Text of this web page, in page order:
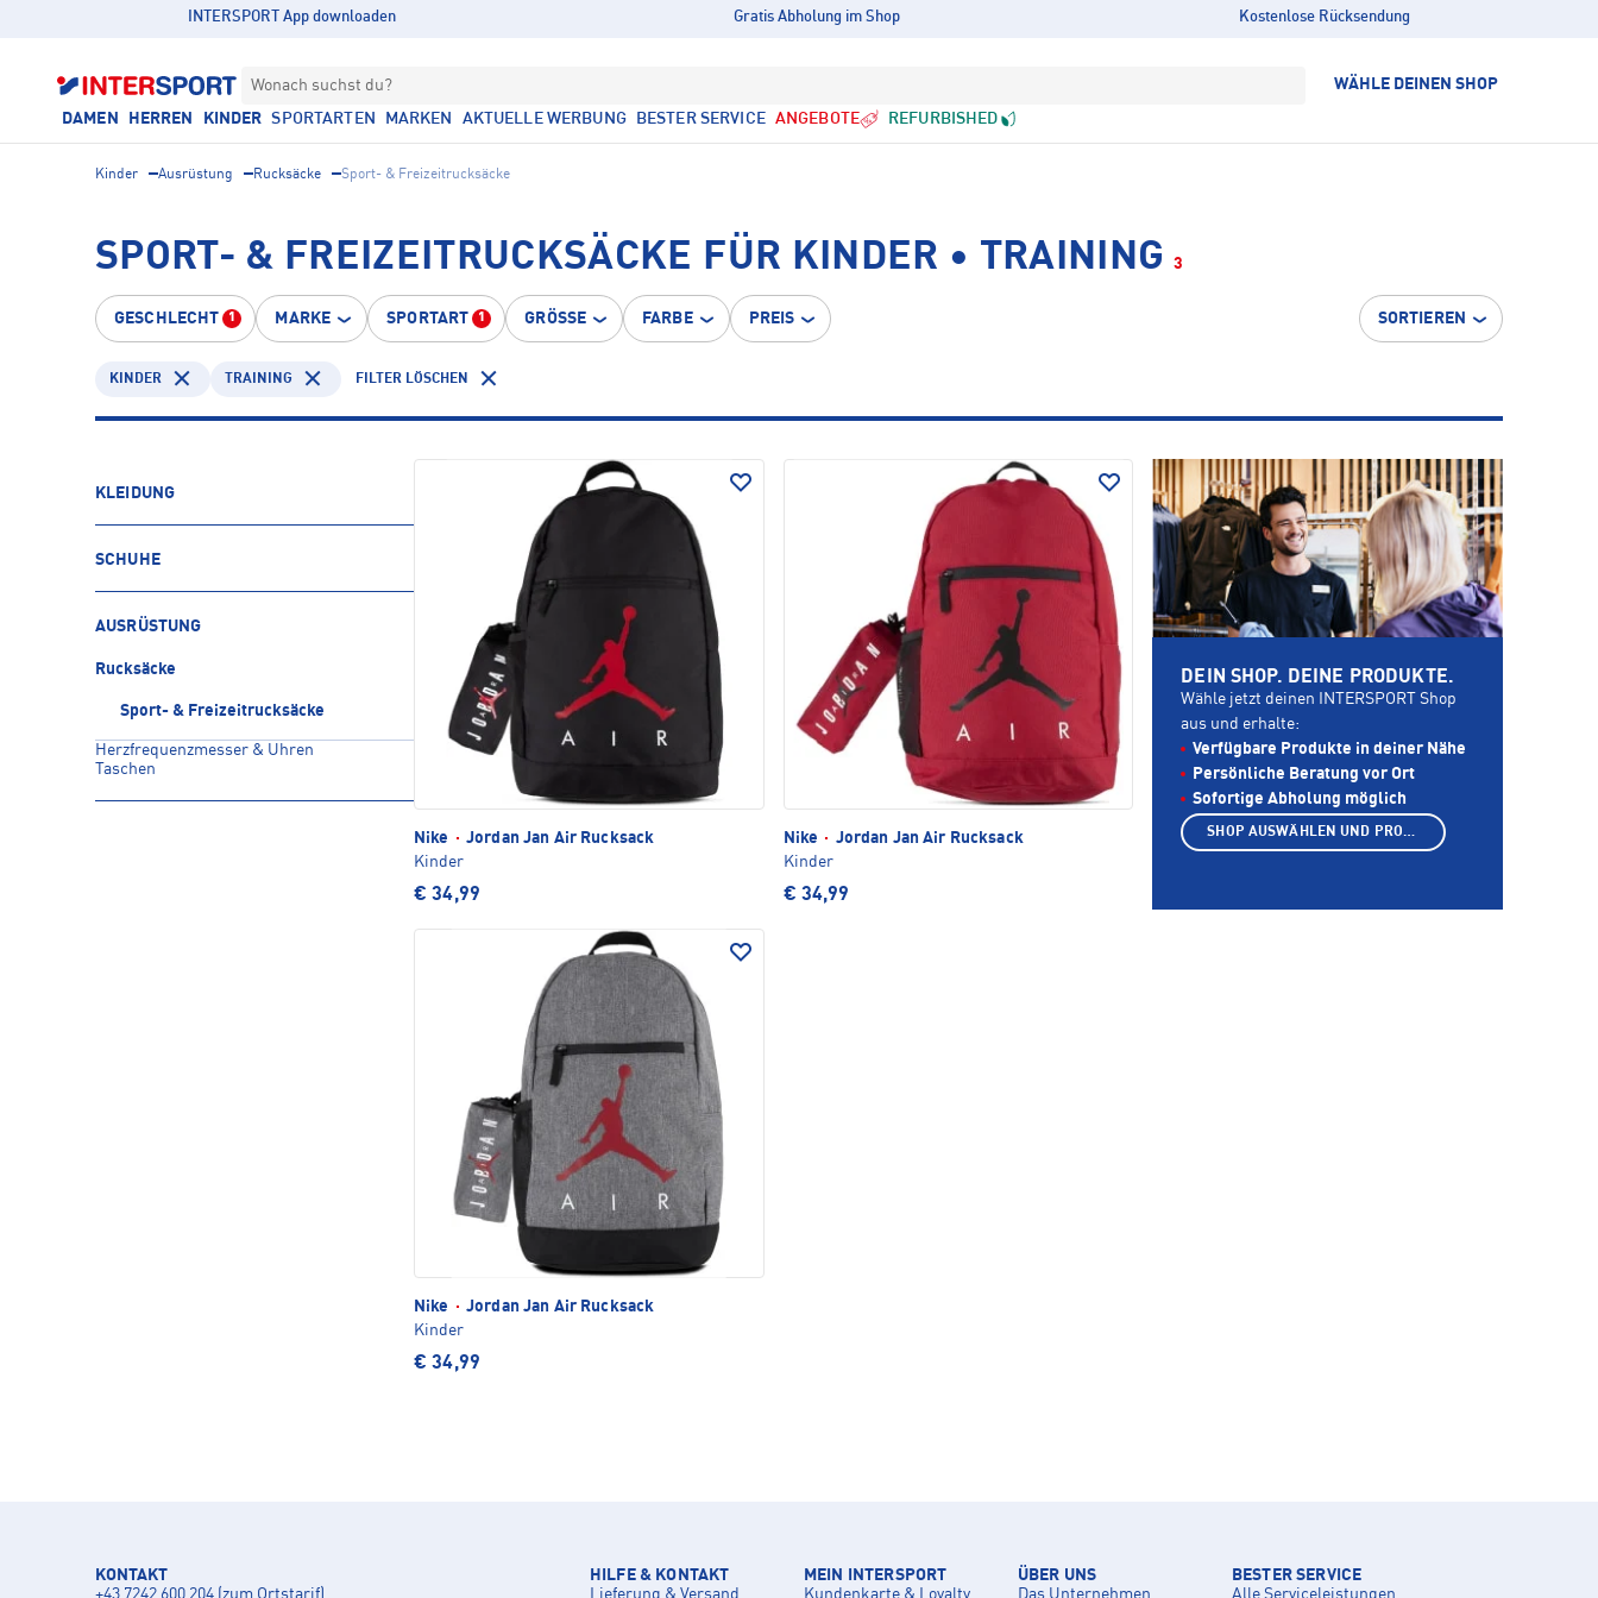
INTERSPORT App downloaden Gratis Abholung im Shop Kostenlose Rücksendung
Wonach suchst du? WÄHLE DEINEN SHOP
DAMEN HERREN KINDER SPORTARTEN MARKEN AKTUELLE WERBUNG BESTER SERVICE ANGEBOTE REFURBISHED
Kinder Ausrüstung Rucksäcke Sport- & Freizeitrucksäcke
SPORT- & FREIZEITRUCKSÄCKE FÜR KINDER • TRAINING 3
GESCHLECHT 1 MARKE SPORTART 1 GRÖSSE FARBE PREIS SORTIEREN
KINDER TRAINING FILTER LÖSCHEN
KLEIDUNG
SCHUHE
AUSRÜSTUNG
Rucksäcke
Sport- & Freizeitrucksäcke
Herzfrequenzmesser & Uhren
Taschen
Nike · Jordan Jan Air Rucksack
Kinder
€ 34,99
Nike · Jordan Jan Air Rucksack
Kinder
€ 34,99
Nike · Jordan Jan Air Rucksack
Kinder
€ 34,99
DEIN SHOP. DEINE PRODUKTE.
Wähle jetzt deinen INTERSPORT Shop
aus und erhalte:
Verfügbare Produkte in deiner Nähe
Persönliche Beratung vor Ort
Sofortige Abholung möglich
SHOP AUSWÄHLEN UND PRODUKTE ANZEIGEN
KONTAKT
HILFE & KONTAKT
MEIN INTERSPORT
ÜBER UNS
BESTER SERVICE